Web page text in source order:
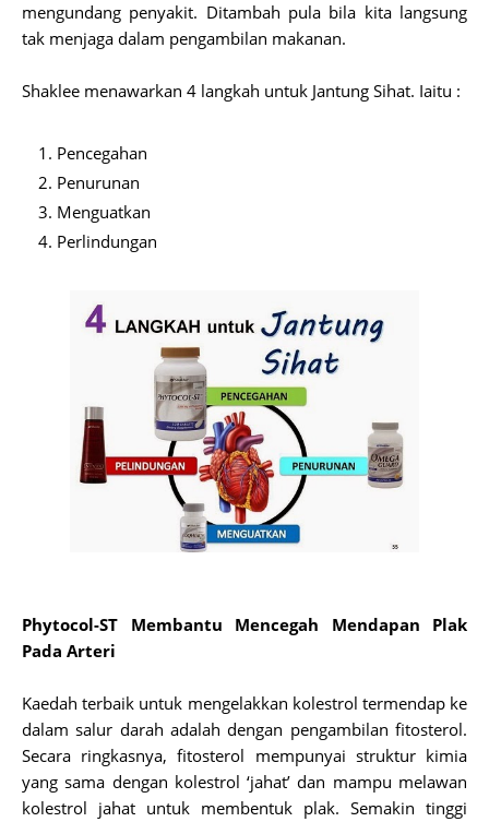
mengundang penyakit. Ditambah pula bila kita langsung
tak menjaga dalam pengambilan makanan.
Shaklee menawarkan 4 langkah untuk Jantung Sihat. Iaitu :
Pencegahan
Penurunan
Menguatkan
Perlindungan
Phytocol-ST Membantu Mencegah Mendapan Plak
Pada Arteri
Kaedah terbaik untuk mengelakkan kolestrol termendap ke
dalam salur darah adalah dengan pengambilan fitosterol.
Secara ringkasnya, fitosterol mempunyai struktur kimia
yang sama dengan kolestrol ‘jahat’ dan mampu melawan
kolestrol jahat untuk membentuk plak. Semakin tinggi